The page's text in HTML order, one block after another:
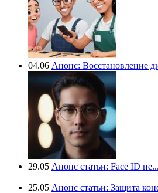
04.06 Анонс: Восстановление
29.05 Анонс статьи: Face ID не...
25.05 Анонс статьи: Защита